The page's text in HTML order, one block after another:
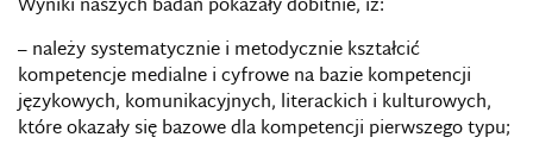
Wyniki naszych badań pokazały dobitnie, iż:
– należy systematycznie i metodycznie kształcić
kompetencje medialne i cyfrowe na bazie kompetencji
językowych, komunikacyjnych, literackich i kulturowych,
które okazały się bazowe dla kompetencji pierwszego typu;